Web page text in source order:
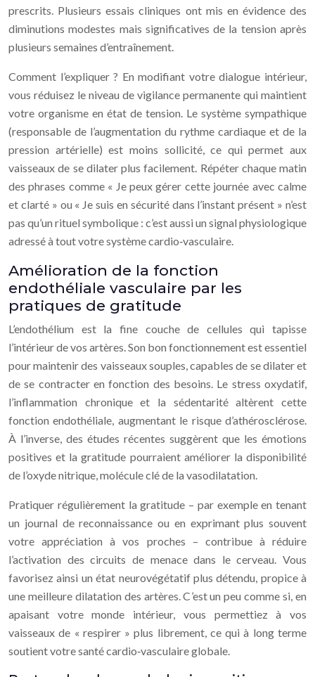
prescrits. Plusieurs essais cliniques ont mis en évidence des
diminutions modestes mais significatives de la tension après
plusieurs semaines d’entraînement.
Comment l’expliquer ? En modifiant votre dialogue intérieur,
vous réduisez le niveau de vigilance permanente qui maintient
votre organisme en état de tension. Le système sympathique
(responsable de l’augmentation du rythme cardiaque et de la
pression artérielle) est moins sollicité, ce qui permet aux
vaisseaux de se dilater plus facilement. Répéter chaque matin
des phrases comme « Je peux gérer cette journée avec calme
et clarté » ou « Je suis en sécurité dans l’instant présent » n’est
pas qu’un rituel symbolique : c’est aussi un signal physiologique
adressé à tout votre système cardio‑vasculaire.
Amélioration de la fonction
endothéliale vasculaire par les
pratiques de gratitude
L’endothélium est la fine couche de cellules qui tapisse
l’intérieur de vos artères. Son bon fonctionnement est essentiel
pour maintenir des vaisseaux souples, capables de se dilater et
de se contracter en fonction des besoins. Le stress oxydatif,
l’inflammation chronique et la sédentarité altèrent cette
fonction endothéliale, augmentant le risque d’athérosclérose.
À l’inverse, des études récentes suggèrent que les émotions
positives et la gratitude pourraient améliorer la disponibilité
de l’oxyde nitrique, molécule clé de la vasodilatation.
Pratiquer régulièrement la gratitude – par exemple en tenant
un journal de reconnaissance ou en exprimant plus souvent
votre appréciation à vos proches – contribue à réduire
l’activation des circuits de menace dans le cerveau. Vous
favorisez ainsi un état neurovégétatif plus détendu, propice à
une meilleure dilatation des artères. C’est un peu comme si, en
apaisant votre monde intérieur, vous permettiez à vos
vaisseaux de « respirer » plus librement, ce qui à long terme
soutient votre santé cardio‑vasculaire globale.